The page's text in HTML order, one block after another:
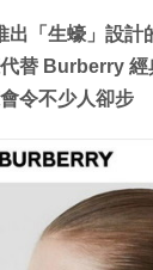
出「生蠔」設計
替 Burberry 經
令不少人卻步